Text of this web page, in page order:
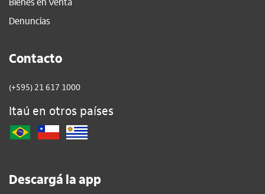
Denuncias
Contacto
(+595) 21 617 1000
Itaú en otros países
Descargá la app